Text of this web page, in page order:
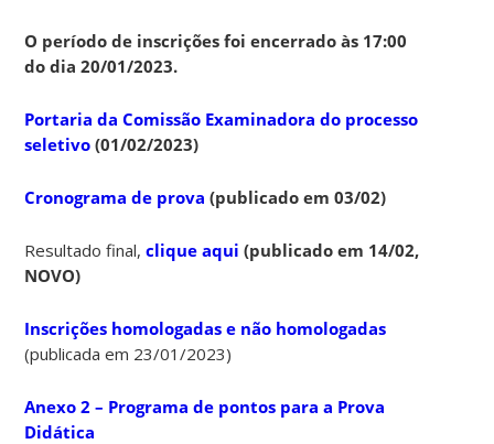
O período de inscrições foi encerrado às 17:00
do dia 20/01/2023.
Portaria da Comissão Examinadora do processo
seletivo (01/02/2023)
Cronograma de prova (publicado em 03/02)
Resultado final,clique aqui (publicado em 14/02,
NOVO)
Inscrições homologadas e não homologadas
(publicada em 23/01/2023)
Anexo 2 – Programa de pontos para a Prova
Didática